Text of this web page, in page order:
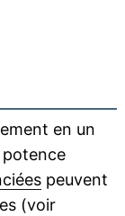
en un
potence
peuvent
(voir